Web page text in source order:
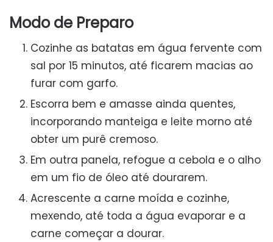
Modo de Preparo
Cozinhe as batatas em água fervente com
sal por 15 minutos, até ficarem macias ao
furar com garfo.
Escorra bem e amasse ainda quentes,
incorporando manteiga e leite morno até
obter um purê cremoso.
Em outra panela, refogue a cebola e o alho
em um fio de óleo até dourarem.
Acrescente a carne moída e cozinhe,
mexendo, até toda a água evaporar e a
carne começar a dourar.